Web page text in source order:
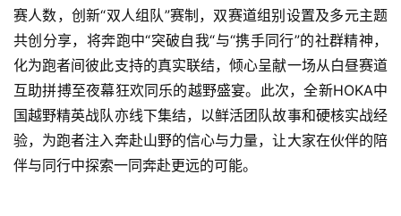
赛人数，创新“双人组队”赛制，双赛道组别设置及多元主题
共创分享，将奔跑中“突破自我“与“携手同行”的社群精神，
化为跑者间彼此支持的真实联结，倾心呈献一场从白昼赛道
互助拼搏至夜幕狂欢同乐的越野盛宴。此次，全新HOKA中
国越野精英战队亦线下集结，以鲜活团队故事和硬核实战经
验，为跑者注入奔赴山野的信心与力量，让大家在伙伴的陪
伴与同行中探索一同奔赴更远的可能。